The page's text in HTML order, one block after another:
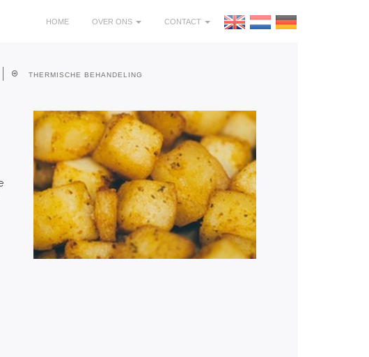
HOME OVER ONS CONTACT
THERMISCHE BEHANDELING